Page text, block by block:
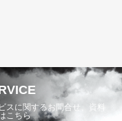
スに関するお問合せ、資料
こちら